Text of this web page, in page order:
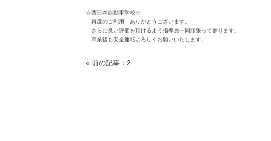
☆西日本自動車学校☆
再度のご利用 ありがとうございます。
さらに良い評価を頂けるよう指導員一同頑張って参ります。
卒業後も安全運転よろしくお願いいたします。
« 前の記事：2